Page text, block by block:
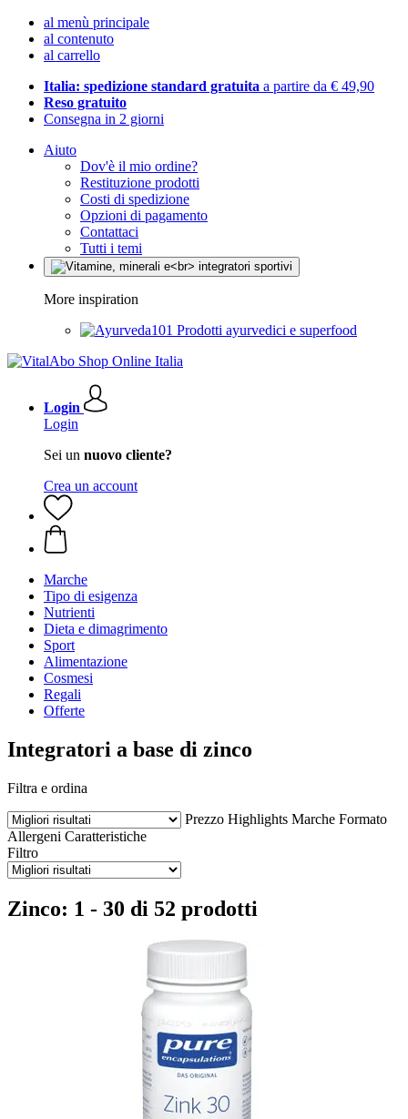
al menù principale
al contenuto
al carrello
Italia: spedizione standard gratuita a partire da € 49,90
Reso gratuito
Consegna in 2 giorni
Aiuto
Dov'è il mio ordine?
Restituzione prodotti
Costi di spedizione
Opzioni di pagamento
Contattaci
Tutti i temi
More inspiration
Prodotti ayurvedici e superfood
Login
Login
Sei un nuovo cliente?
Crea un account
Marche
Tipo di esigenza
Nutrienti
Dieta e dimagrimento
Sport
Alimentazione
Cosmesi
Regali
Offerte
Integratori a base di zinco
Filtra e ordina
Prezzo Highlights Marche Formato
Allergeni Caratteristiche
Filtro
Zinco: 1 - 30 di 52 prodotti